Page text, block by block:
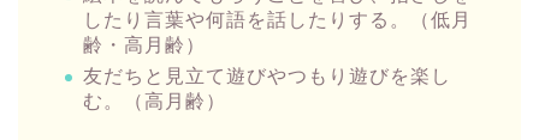
したり言葉や何語を話したりする。（低月
齢・高月齢）
友だちと見立て遊びやつもり遊びを楽し
む。（高月齢）